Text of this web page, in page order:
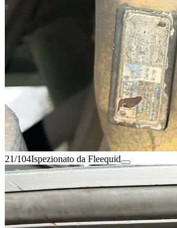
21/104Ispezionato da Fleequid